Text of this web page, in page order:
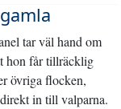
tar väl hand om
hon får tillräcklig
övriga flocken,
in till valparna.